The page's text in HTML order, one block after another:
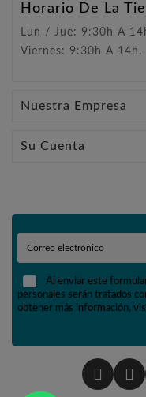
Horario De La
Lun / Jue: 9:30h A
Viernes: 9:30h A 14h.
Nuestra Empresa
Su Cuenta
Al enviar este
personales serán tratados
obtener más información,